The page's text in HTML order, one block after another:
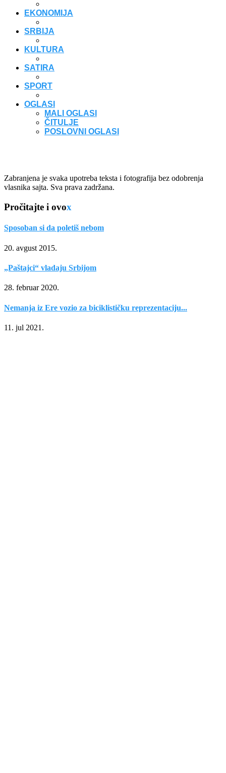
EKONOMIJA
SRBIJA
KULTURA
SATIRA
SPORT
OGLASI
MALI OGLASI
ČITULJE
POSLOVNI OGLASI
Zabranjena je svaka upotreba teksta i fotografija bez odobrenja
vlasnika sajta. Sva prava zadržana.
Pročitajte i ovox
Sposoban si da poletiš nebom
20. avgust 2015.
„Paštajci“ vladaju Srbijom
28. februar 2020.
Nemanja iz Ere vozio za biciklističku reprezentaciju...
11. jul 2021.